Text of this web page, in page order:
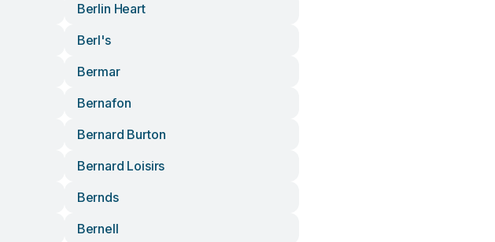
Berlin Heart
Berl's
Bermar
Bernafon
Bernard Burton
Bernard Loisirs
Bernds
Bernell